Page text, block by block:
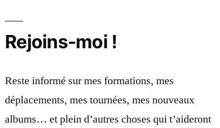
Rejoins-moi !
Reste informé sur mes formations, mes
déplacements, mes tournées, mes nouveaux
albums… et plein d’autres choses qui t’aideront